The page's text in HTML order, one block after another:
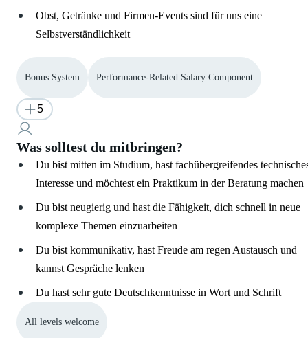
Obst, Getränke und Firmen-Events sind für uns eine
Selbstverständlichkeit
Bonus System Performance-Related Salary Component
5
Was solltest du mitbringen?
Du bist mitten im Studium, hast fachübergreifendes
Interesse und möchtest ein Praktikum in der Beratung machen
Du bist neugierig und hast die Fähigkeit, dich schnell in neue
komplexe Themen einzuarbeiten
Du bist kommunikativ, hast Freude am regen Austausch und
kannst Gespräche lenken
Du hast sehr gute Deutschkenntnisse in Wort und Schrift
All levels welcome